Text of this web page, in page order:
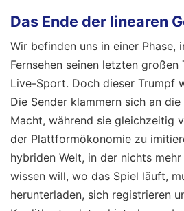
Das Ende der linearen
Wir befinden uns in einer Phase,
Fernsehen seinen letzten großen
Live-Sport. Doch dieser Trumpf
Die Sender klammern sich an
Macht, während sie gleichzeitig
der Plattformökonomie zu
hybriden Welt, in der nichts
wissen will, wo das Spiel läuft,
herunterladen, sich registrieren